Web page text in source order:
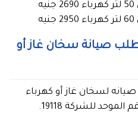
صيانة سخان غاز أو
لسخان غاز أو كهرباء
للشركة 19118.